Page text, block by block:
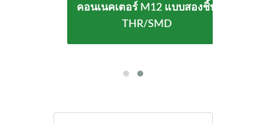
คอนเนคเตอร์ M12 แบบสองชิ้น
THR/SMD